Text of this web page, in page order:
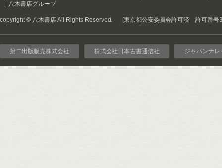
八木書店グループ
copyright © 八木書店 All Rights Reserved. [東京都公安委員会許可済 許可番号
第二出版販売株式会社 株式会社日本古書通信社 ジャパンナレ